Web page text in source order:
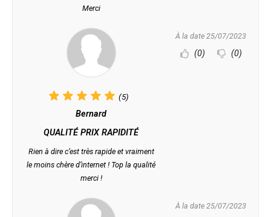
Merci
(5)
Bernard
QUALITÉ PRIX RAPIDITÉ
Rien à dire c’est très rapide et vraiment
le moins chère d’internet ! Top la qualité
merci !
À la date 25/07/2023
(0) (0)
À la date 25/07/2023